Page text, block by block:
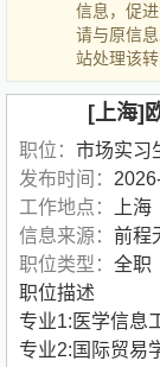
信息，促
请与原信
站处理该转
[上海]
职位： 市场实习
发布时间：
工作地点：
上海
信息来源： 前程
职位类型： 全职
职位描述
专业1:医学信息
专业2:国际贸易